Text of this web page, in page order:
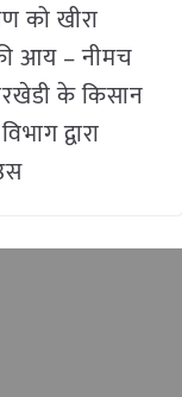
को खीरा
आय – नीमच
के किसान
द्वारा